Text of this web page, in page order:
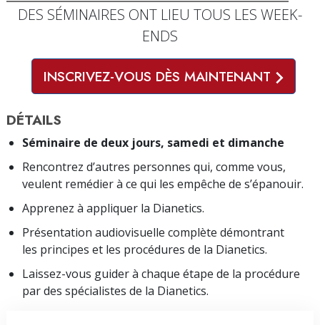
DES SÉMINAIRES ONT LIEU TOUS LES WEEK-
ENDS
INSCRIVEZ-VOUS DÈS MAINTENANT
DÉTAILS
Séminaire de deux jours, samedi et dimanche
Rencontrez d’autres personnes qui, comme vous,
veulent remédier à ce qui les empêche de s’épanouir.
Apprenez à appliquer la Dianetics.
Présentation audiovisuelle complète démontrant
les principes et les procédures de la Dianetics.
Laissez-vous guider à chaque étape de la procédure
par des spécialistes de la Dianetics.